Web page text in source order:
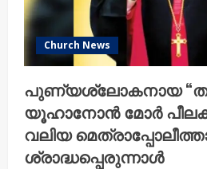
Church News
പുണ്യശ്ലോകനായ
യൂഹാനോൻ മോർ
വലിയ
ശ്രാദ്ധപ്പെരുന്നാൾ